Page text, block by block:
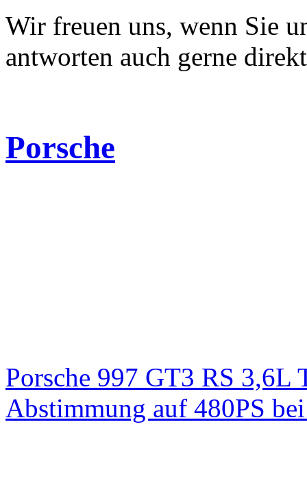
Wir freuen uns, wenn Sie
antworten auch gerne
Porsche
Porsche 997 GT3 RS
Abstimmung auf 480PS